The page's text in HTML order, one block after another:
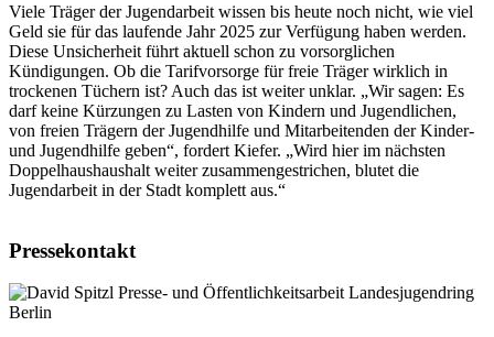
Viele Träger der Jugendarbeit wissen bis heute noch nicht, wie viel
Geld sie für das laufende Jahr 2025 zur Verfügung haben werden.
Diese Unsicherheit führt aktuell schon zu vorsorglichen
Kündigungen. Ob die Tarifvorsorge für freie Träger wirklich in
trockenen Tüchern ist? Auch das ist weiter unklar. „Wir sagen: Es
darf keine Kürzungen zu Lasten von Kindern und Jugendlichen,
von freien Trägern der Jugendhilfe und Mitarbeitenden der Kinder-
und Jugendhilfe geben“, fordert Kiefer. „Wird hier im nächsten
Doppelhaushaushalt weiter zusammengestrichen, blutet die
Jugendarbeit in der Stadt komplett aus.“
Pressekontakt